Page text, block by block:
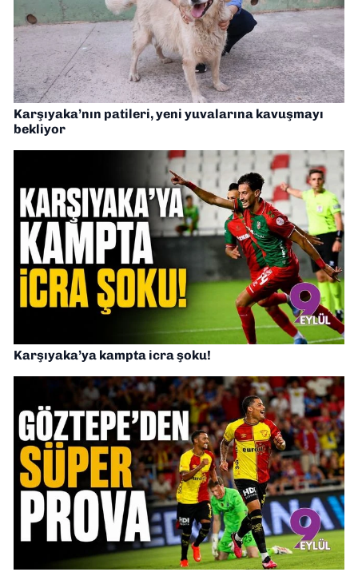
Karşıyaka’nın patileri, yeni yuvalarına kavuşmayı
bekliyor
Karşıyaka’ya kampta icra şoku!